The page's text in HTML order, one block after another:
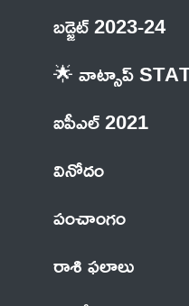
బడ్జెట్ 2023-24
🌟 వాట్సాప్
ఐపీఎల్ 2021
వినోదం
పంచాంగం
రాశి ఫలాలు